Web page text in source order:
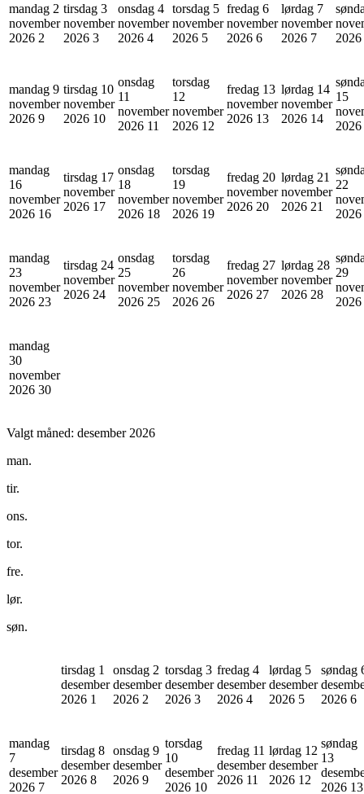
mandag 2
november
2026 2
tirsdag 3
november
2026 3
onsdag 4
november
2026 4
torsdag 5
november
2026 5
fredag 6
november
2026 6
lørdag 7
november
2026 7
2026
mandag 9
november
2026 9
tirsdag 10
november
2026 10
onsdag
11
november
2026 11
torsdag
12
november
2026 12
fredag 13
november
2026 13
lørdag 14
november
2026 14
15
2026
mandag
16
november
2026 16
tirsdag 17
november
2026 17
onsdag
18
november
2026 18
torsdag
19
november
2026 19
fredag 20
november
2026 20
lørdag 21
november
2026 21
22
2026
mandag
23
november
2026 23
tirsdag 24
november
2026 24
onsdag
25
november
2026 25
torsdag
26
november
2026 26
fredag 27
november
2026 27
lørdag 28
november
2026 28
29
2026
mandag
30
november
2026 30
Valgt måned: desember 2026
man.
tir.
ons.
tor.
fre.
lør.
søn.
tirsdag 1
desember
2026 1
onsdag 2
desember
2026 2
torsdag 3
desember
2026 3
fredag 4
desember
2026 4
lørdag 5
desember
2026 5
søndag
2026 6
mandag
7
desember
2026 7
tirsdag 8
desember
2026 8
onsdag 9
desember
2026 9
torsdag
10
desember
2026 10
fredag 11
desember
2026 11
lørdag 12
desember
2026 12
søndag
13
2026 13